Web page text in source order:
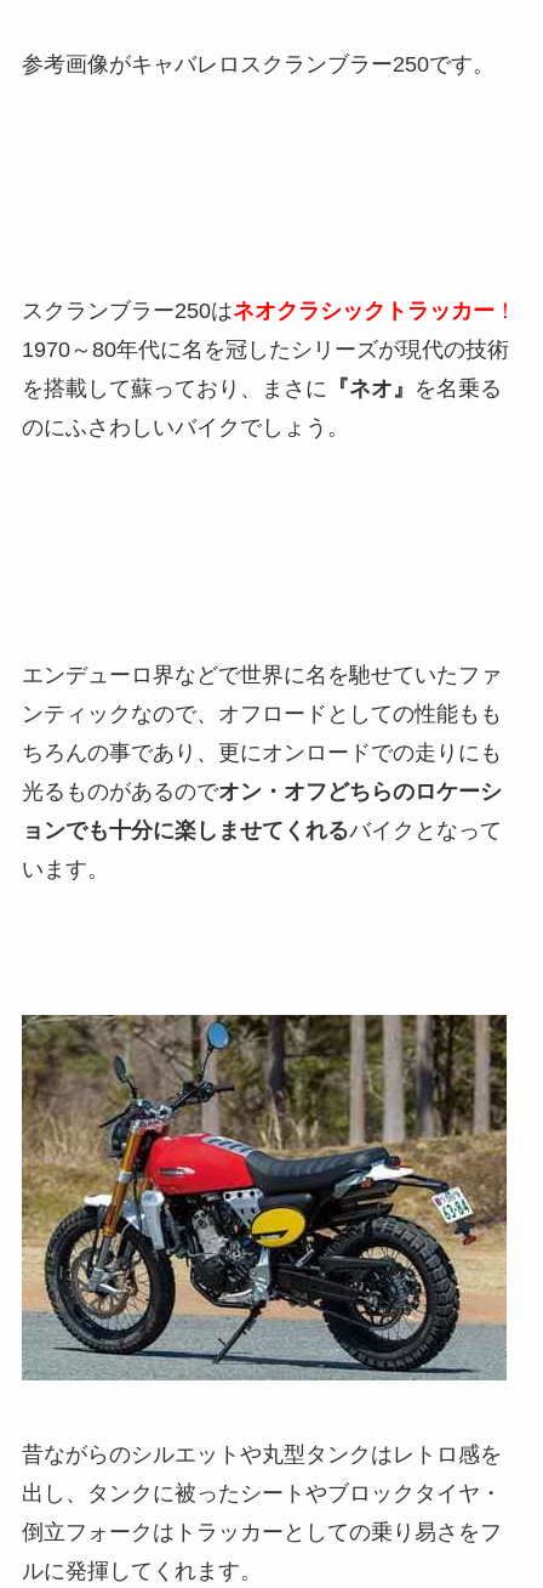
参考画像がキャバレロスクランブラー250です。
スクランブラー250はネオクラシックトラッカー！
1970～80年代に名を冠したシリーズが現代の技術
を搭載して蘇っており、まさに 『ネオ』 を名乗る
のにふさわしいバイクでしょう。
エンデューロ界などで世界に名を馳せていたファ
ンティックなので、オフロードとしての性能もも
ちろんの事であり、更にオンロードでの走りにも
光るものがあるのでオン・オフどちらのロケーシ
ョンでも十分に楽しませてくれるバイクとなって
います。
昔ながらのシルエットや丸型タンクはレトロ感を
出し、タンクに被ったシートやブロックタイヤ・
倒立フォークはトラッカーとしての乗り易さをフ
ルに発揮してくれます。